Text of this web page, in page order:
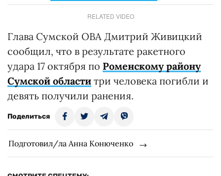
RELATED VIDEO
Глава Сумской ОВА Дмитрий Живицкий
сообщил, что в результате ракетного
удара 17 октября по Роменскому району
Сумской области три человека погибли и
девять получили ранения.
Поделиться
Подготовил/ла Анна Конюченко